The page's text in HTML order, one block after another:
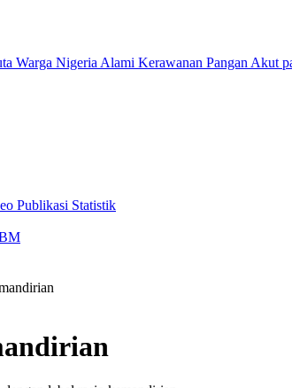
Warga Nigeria Alami Kerawanan Pangan Akut
Publikasi Statistik